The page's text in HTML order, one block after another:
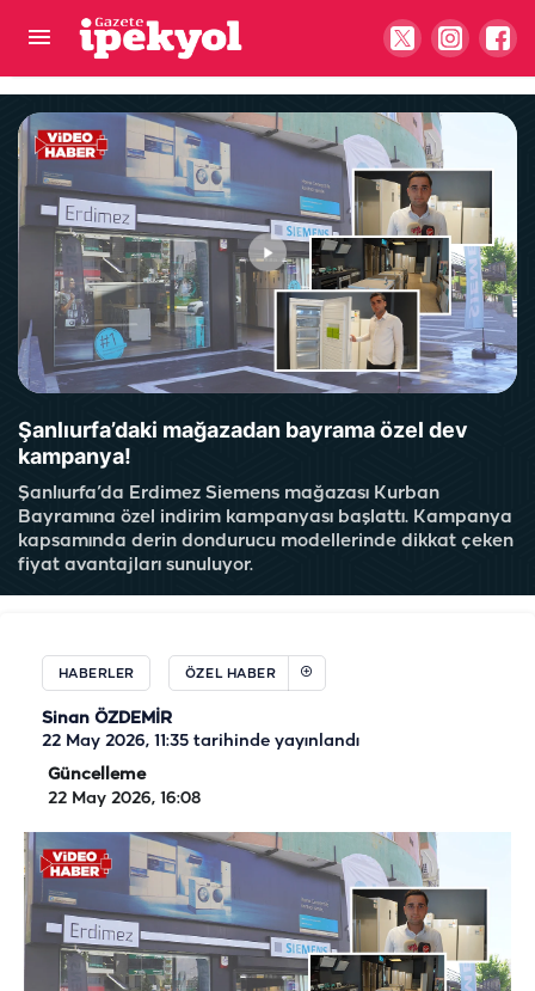
Şanlıurfa’daki mağazadan bayrama özel dev
kampanya!
Şanlıurfa’da Erdimez Siemens mağazası Kurban
Bayramına özel indirim kampanyası başlattı. Kampanya
kapsamında derin dondurucu modellerinde dikkat çeken
fiyat avantajları sunuluyor.
HABERLER ÖZEL HABER
Sinan ÖZDEMİR
22 May 2026, 11:35 tarihinde yayınlandı
Güncelleme
22 May 2026, 16:08
Göbeklitepe'nin tüm sırlarını hiçbirimiz
öğrenemeyeceğiz!